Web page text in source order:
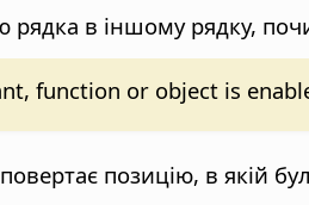
рядка в іншому рядку,
function or object is
позицію, в якій